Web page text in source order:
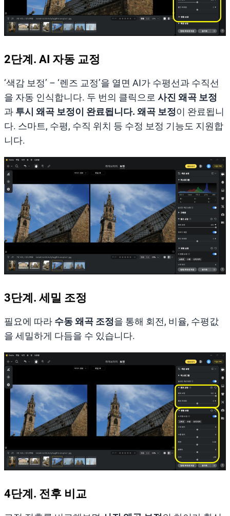
2단계. AI 자동 교정
‘색감 보정’ – ‘렌즈 교정’을 열면 AI가 수평선과 수직선
을 자동 인식합니다. 두 번의 클릭으로 사진 왜곡 보정
과 투시 왜곡 보정이 완료됩니다. 왜곡 보정이 완료됩니
다. 스마트, 수평, 수직 위치 등 수정 보정 기능도 지원합
니다.
3단계. 세밀 조정
필요에 따라 수동 왜곡 조정을 통해 회전, 비율, 수평값
을 세밀하게 다듬을 수 있습니다.
4단계. 전후 비교